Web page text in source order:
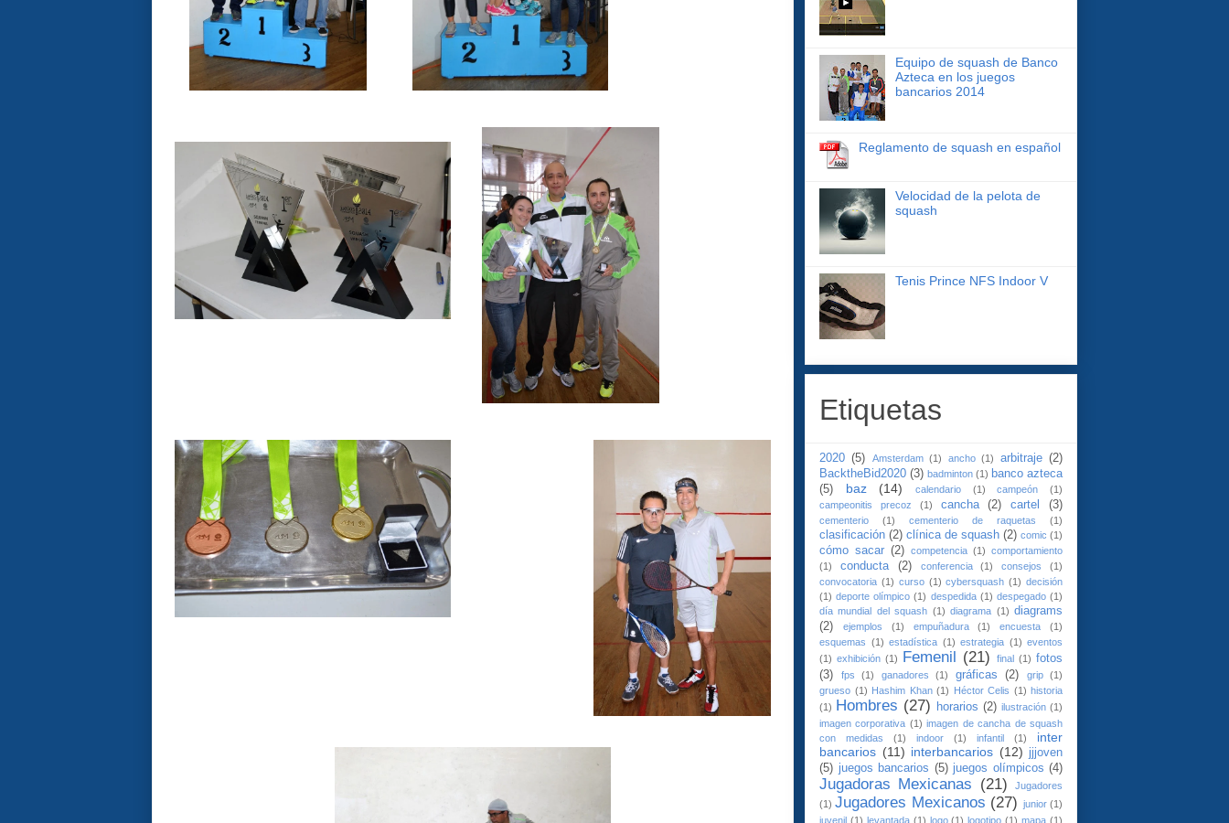
Equipo de squash de Banco
Azteca en los juegos
bancarios 2014
Reglamento de squash en español
Velocidad de la pelota de
squash
Tenis Prince NFS Indoor V
Etiquetas
2020 (5) Amsterdam (1) ancho (1) arbitraje (2)
BacktheBid2020 (3) badminton (1) banco azteca
(5)
baz (14) calendario (1) campeón
(1)
campeonitis precoz
(1) cancha (2) cartel (3)
cementerio (1) cementerio de raquetas (1)
clasificación (2) clínica de squash (2) comic (1)
cómo sacar (2) competencia (1) comportamiento
(1)
conducta (2) conferencia (1) consejos
(1)
convocatoria (1) curso (1) cybersquash (1) decisión
(1) deporte olímpico (1) despedida (1) despegado (1)
día mundial del squash (1) diagrama (1) diagrams
(2)
ejemplos (1) empuñadura (1) encuesta
(1)
esquemas (1) estadística (1) estrategia (1) eventos
(1) exhibición (1) Femenil (21) final (1) fotos
(3)
fps (1) ganadores (1) gráficas (2) grip
(1)
grueso (1) Hashim Khan (1) Héctor Celis (1) historia
(1) Hombres (27) horarios (2) ilustración (1)
imagen corporativa (1) imagen de cancha de squash
con medidas
(1) indoor (1) infantil (1)
inter
bancarios (11) interbancarios (12) jjjoven
(5) juegos bancarios (5) juegos olímpicos (4)
Jugadoras Mexicanas (21)
Jugadores
(1) Jugadores Mexicanos (27) junior (1)
juvenil (1) levantada (1) logo (1) logotipo (1) mapa (1)